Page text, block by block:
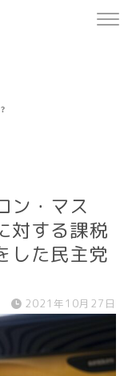
ン・マス
対する課税
した民主党
2021年10月27日